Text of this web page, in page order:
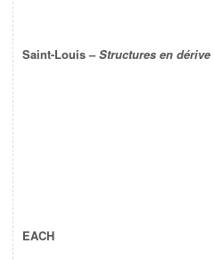
Saint-Louis –Structures en dérive
EACH